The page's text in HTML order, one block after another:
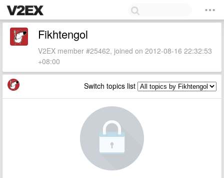
Fikhtengol
V2EX member #25462, joined on 2012-08-16 22:32:53
+08:00
Switch topics list